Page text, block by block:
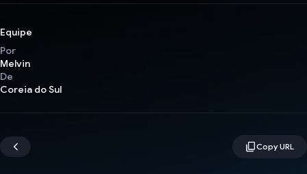
Equipe
Por
Melvin
De
Coreia do Sul